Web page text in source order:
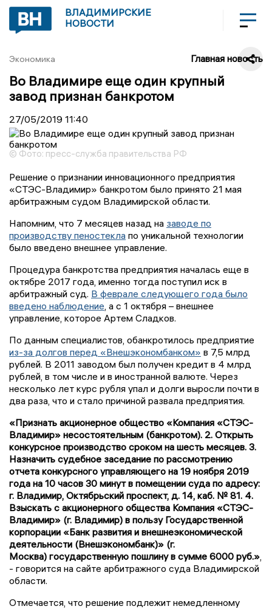
ВЛАДИМИРСКИЕ
НОВОСТИ
Экономика Главная новость
Во Владимире еще один крупный
завод признан банкротом
27/05/2019 11:40
© Фото: пресс-служба правительства РФ
Решение о признании инновационного предприятия
«СТЭС-Владимир» банкротом было принято 21 мая
арбитражным судом Владимирской области.
Напомним, что 7 месяцев назад на заводе по
производству пеностекла по уникальной технологии
было введено внешнее управление.
Процедура банкротства предприятия началась еще в
октябре 2017 года, именно тогда поступил иск в
арбитражный суд. В феврале следующего года было
введено наблюдение , а с 1 октября – внешнее
управление, которое Артем Сладков.
По данным специалистов, обанкротилось предприятие
из-за долгов перед «Внешэкономбанком» в 7,5 млрд
рублей. В 2011 заводом был получен кредит в 4 млрд
рублей, в том числе и в иностранной валюте. Через
несколько лет курс рубля упал и долги выросли почти в
два раза, что и стало причиной развала предприятия.
«Признать акционерное общество «Компания «СТЭС-
Владимир» несостоятельным (банкротом). 2. Открыть
конкурсное производство сроком на шесть месяцев. 3.
Назначить судебное заседание по рассмотрению
отчета конкурсного управляющего на 19 ноября 2019
года на 10 часов 30 минут в помещении суда по адресу:
г. Владимир, Октябрьский проспект, д. 14, каб. № 81. 4.
Взыскать с акционерного общества Компания «СТЭС-
Владимир» (г. Владимир) в пользу Государственной
корпорации «Банк развития и внешнеэкономической
деятельности (Внешэкономбанк)» (г.
Москва) государственную пошлину в сумме 6000 руб.»
- говорится на сайте арбитражного суда Владимирской
области.
Отмечается, что решение подлежит немедленному